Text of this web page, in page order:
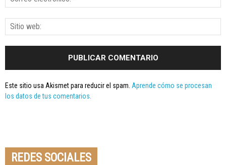
Este sitio usa Akismet para reducir el spam. Aprende cómo se procesan
los datos de tus comentarios.
REDES SOCIALES